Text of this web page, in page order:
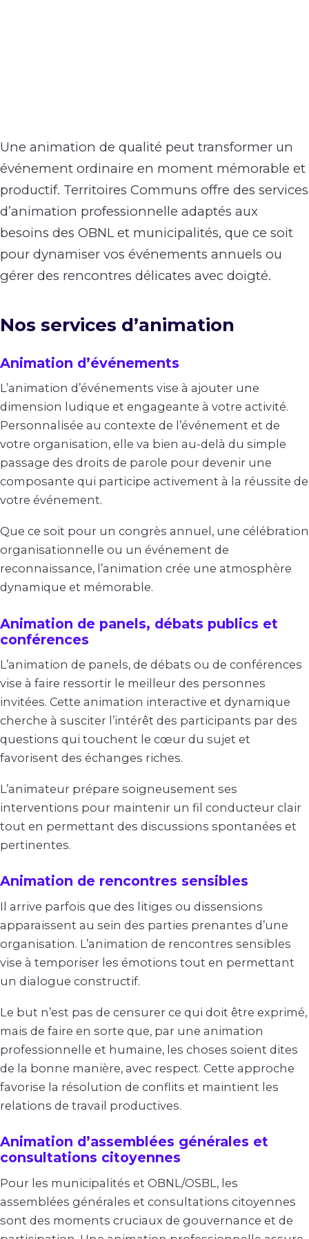
Une animation de qualité peut transformer un
événement ordinaire en moment mémorable et
productif. Territoires Communs offre des services
d’animation professionnelle adaptés aux
besoins des OBNL et municipalités, que ce soit
pour dynamiser vos événements annuels ou
gérer des rencontres délicates avec doigté.
Nos services d’animation
Animation d’événements
L’animation d’événements vise à ajouter une
dimension ludique et engageante à votre activité.
Personnalisée au contexte de l’événement et de
votre organisation, elle va bien au-delà du simple
passage des droits de parole pour devenir une
composante qui participe activement à la réussite de
votre événement.
Que ce soit pour un congrès annuel, une célébration
organisationnelle ou un événement de
reconnaissance, l’animation crée une atmosphère
dynamique et mémorable.
Animation de panels, débats publics et
conférences
L’animation de panels, de débats ou de conférences
vise à faire ressortir le meilleur des personnes
invitées. Cette animation interactive et dynamique
cherche à susciter l’intérêt des participants par des
questions qui touchent le cœur du sujet et
favorisent des échanges riches.
L’animateur prépare soigneusement ses
interventions pour maintenir un fil conducteur clair
tout en permettant des discussions spontanées et
pertinentes.
Animation de rencontres sensibles
Il arrive parfois que des litiges ou dissensions
apparaissent au sein des parties prenantes d’une
organisation. L’animation de rencontres sensibles
vise à temporiser les émotions tout en permettant
un dialogue constructif.
Le but n’est pas de censurer ce qui doit être exprimé,
mais de faire en sorte que, par une animation
professionnelle et humaine, les choses soient dites
de la bonne manière, avec respect. Cette approche
favorise la résolution de conflits et maintient les
relations de travail productives.
Animation d’assemblées générales et
consultations citoyennes
Pour les municipalités et OBNL/OSBL, les
assemblées générales et consultations citoyennes
sont des moments cruciaux de gouvernance et de